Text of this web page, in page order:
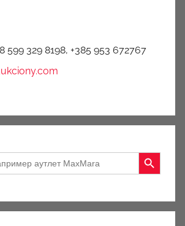
599 329 8198, +385 953 672767
Search Button